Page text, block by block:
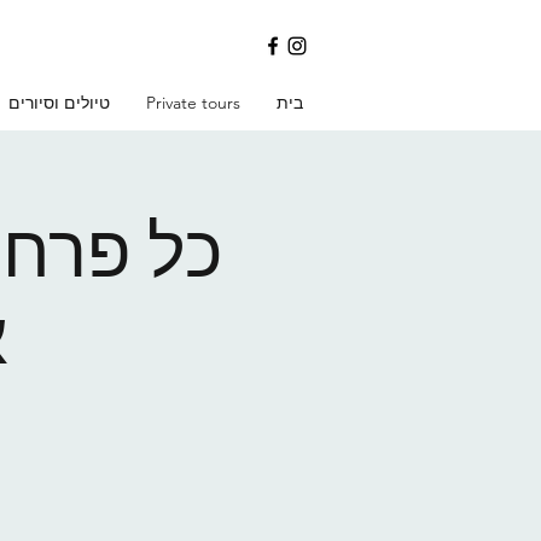
בית Private tours טיולים וסיורים
כל